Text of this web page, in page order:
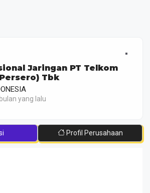
Jaringan PT Telkom
Tbk
yang lalu
Profil Perusahaan